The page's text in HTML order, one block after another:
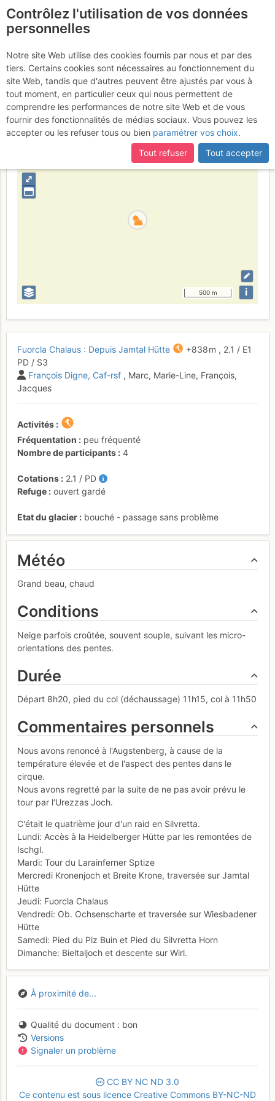
Fuorcla Chalaus : depuis
Jamtal Hütte
Jeudi 30 mars 2017
Autriche Arlberg - Silvretta
⤢
500 m i
Fuorcla Chalaus : Depuis Jamtal Hütte +838 m , 2.1 / E1
PD / S3
François Digne Caf-rsf , Marc, Marie-Line, François,
Jacques
Activités
Fréquentation
peu fréquenté
Nombre de participants
4
Cotations 2.1 / PD
Refuge
ouvert gardé
Etat du glacier bouché - passage sans problème
Météo
Grand beau, chaud
Conditions
Neige parfois croûtée, souvent souple, suivant les micro-
orientations des pentes.
Durée
Départ 8h20, pied du col (déchaussage) 11h15, col à 11h50
Commentaires personnels
Nous avons renoncé à l'Augstenberg, à cause de la
température élevée et de l'aspect des pentes dans le
cirque.
Nous avons regretté par la suite de ne pas avoir prévu le
tour par l'Urezzas Joch.
C'était le quatrième jour d'un raid en Silvretta.
Lundi: Accès à la Heidelberger Hütte par les remontées de
Ischgl.
Mardi: Tour du Larainferner Sptize
Mercredi Kronenjoch et Breite Krone, traversée sur Jamtal
Hütte
Jeudi: Fuorcla Chalaus
Vendredi: Ob. Ochsenscharte et traversée sur Wiesbadener
Hütte
Samedi: Pied du Piz Buin et Pied du Silvretta Horn
Dimanche: Bieltaljoch et descente sur Wirl.
À proximité de...
Qualité du document
bon
Versions
Signaler un problème
CC BY NC ND 3.0
Ce contenu est sous licence Creative Commons BY-NC-ND
Contrôlez l'utilisation de vos données
personnelles
Notre site Web utilise des cookies fournis par nous et par des
tiers. Certains cookies sont nécessaires au fonctionnement du
site Web, tandis que d'autres peuvent être ajustés par vous à
tout moment, en particulier ceux qui nous permettent de
comprendre les performances de notre site Web et de vous
fournir des fonctionnalités de médias sociaux. Vous pouvez les
accepter ou les refuser tous ou bien paramétrer vos choix.
Tout refuser
Tout accepter